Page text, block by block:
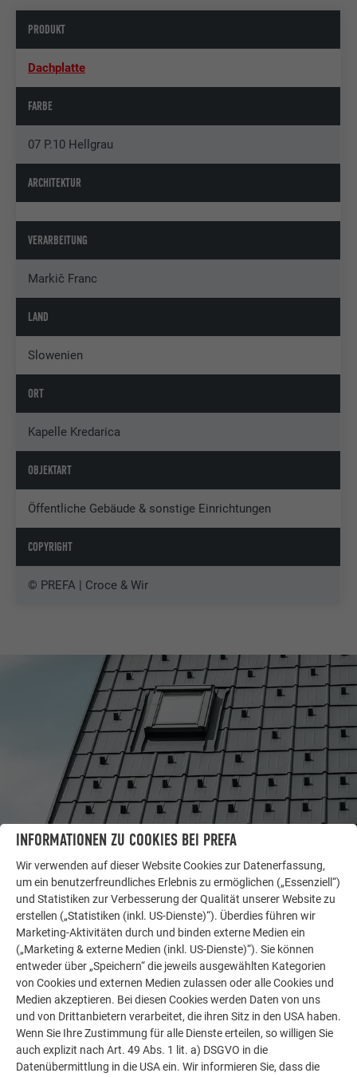
PRODUKT
Dachplatte
FARBE
07 P.10 Hellgrau
ARCHITEKTUR
VERARBEITUNG
Markič Franc
LAND
Slowenien
ORT
Kapelle Kredarica
OBJEKTART
Öffentliche Gebäude & sonstige Einrichtungen
COPYRIGHT
© PREFA | Croce & Wir
LASSEN SIE SICH INSPIRIEREN
WEITERE OBJEKTE
Die PREFA Referenzgalerie zeigt, wie vielseitig
Aluminium eingesetzt werden kann. Entdecken Sie
weitere beeindruckende Projekte mit den langlebigen
PREFA Aluminiumlösungen für Dach, Solar und
Fassade.
MEHR REFERENZEN ANSEHEN
INFORMATIONEN ZU COOKIES BEI PREFA
Wir verwenden auf dieser Website Cookies zur Datenerfassung,
um ein benutzerfreundliches Erlebnis zu ermöglichen („Essenziell“)
und Statistiken zur Verbesserung der Qualität unserer Website zu
erstellen („Statistiken (inkl. US-Dienste)“). Überdies führen wir
Marketing-Aktivitäten durch und binden externe Medien ein
(„Marketing & externe Medien (inkl. US-Dienste)“). Sie können
entweder über „Speichern“ die jeweils ausgewählten Kategorien
von Cookies und externen Medien zulassen oder alle Cookies und
Medien akzeptieren. Bei diesen Cookies werden Daten von uns
und von Drittanbietern verarbeitet, die ihren Sitz in den USA haben.
Wenn Sie Ihre Zustimmung für alle Dienste erteilen, so willigen Sie
auch explizit nach Art. 49 Abs. 1 lit. a) DSGVO in die
Datenübermittlung in die USA ein. Wir informieren Sie, dass die